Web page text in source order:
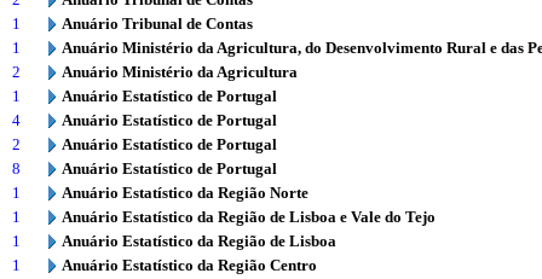
1
Anuário Tribunal de Contas
1
Anuário Ministério da Agricultura, do Desenvolvimento Rural e das
2
Anuário Ministério da Agricultura
1
Anuário Estatístico de Portugal
4
Anuário Estatístico de Portugal
2
Anuário Estatístico de Portugal
8
Anuário Estatístico de Portugal
1
Anuário Estatístico da Região Norte
1
Anuário Estatístico da Região de Lisboa e Vale do Tejo
1
Anuário Estatístico da Região de Lisboa
1
Anuário Estatístico da Região Centro